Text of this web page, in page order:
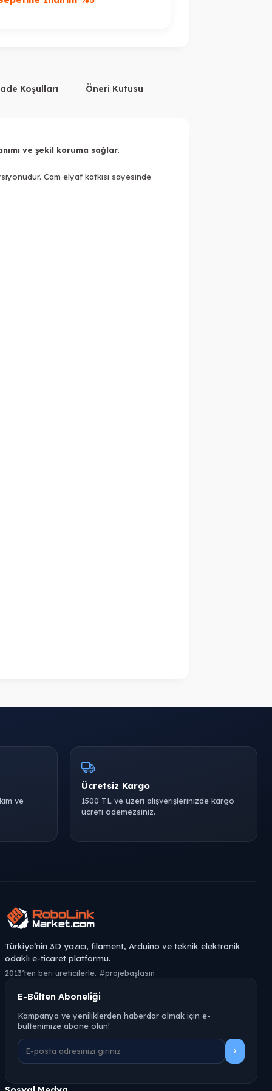
Koşulları Öneri Kutusu
ve şekil koruma sağlar.
Cam elyaf katkısı sayesinde
ve
Ücretsiz Kargo
1500 TL ve üzeri alışverişlerinizde kargo
ücreti ödemezsiniz.
Türkiye’nin 3D yazıcı, filament, Arduino ve teknik elektronik
odaklı e-ticaret platformu.
2013’ten beri üreticilerle. #projebaşlasın
E-Bülten Aboneliği
Kampanya ve yeniliklerden haberdar olmak için e-
bültenimize abone olun!